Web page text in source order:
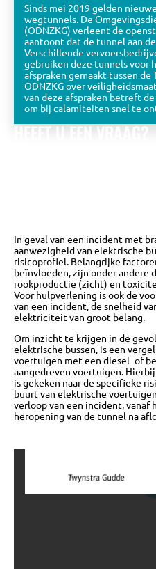
Sinds mei 2019 gelden
wegtunnels. De
(ODNZKG) verleent de
aantoont dat de tunnel aan
Verschillende
gebruiken deze tunnels voor
afspraken gemaakt tussen de
ODNZKG over
van deze afspraken betreft
om bij calamiteiten snel te
HEEFT U EEN VRAAG?
In geval van een incident met
aanwezigheid van elektrische
risicoprofiel. Belangrijke
beïnvloeden, zijn onder andere
rookproductie (zicht) en
Voor hulpverlening is ook de
van een incident, de snelheid
elektriciteit van groot belang.
Om inzicht te krijgen in de
elektrische bussen, is een
voertuigen met een diesel- of
aangedreven voertuigen.
is gekeken naar de specifieke
buurt van elektrische
verloop van een incident, vanaf
heropening van de tunnel na